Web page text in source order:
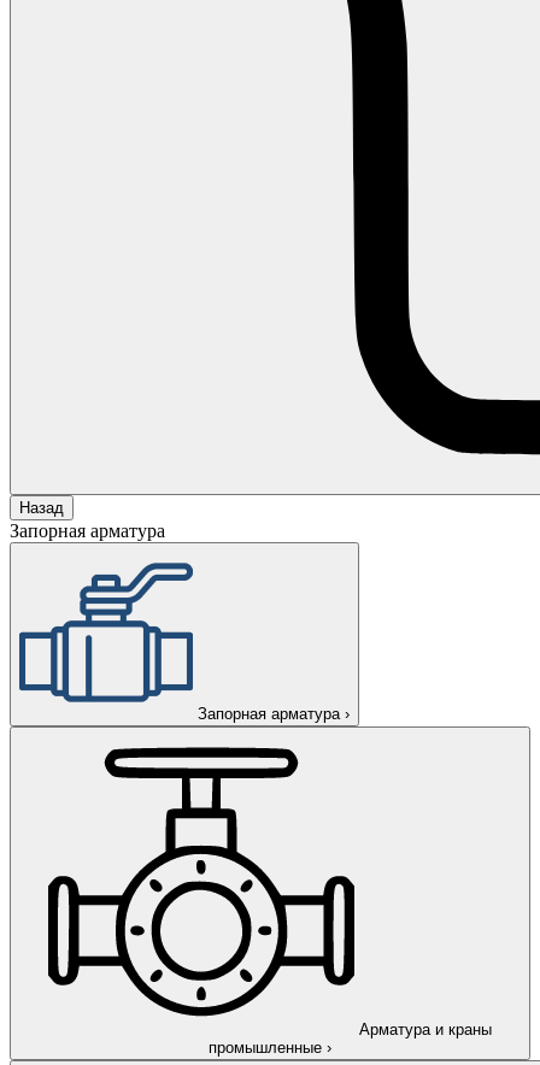
Назад
Запорная арматура
Запорная арматура ›
Арматура и краны
промышленные ›